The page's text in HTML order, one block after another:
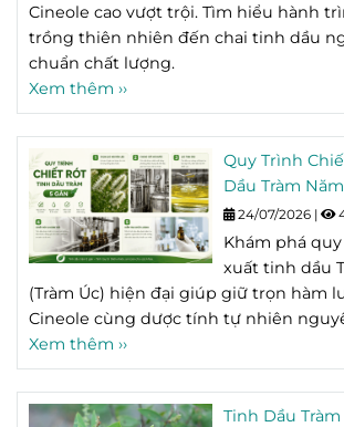
Cineole cao vượt trội. Tìm hiểu hành
trồng thiên nhiên đến chai tinh dầu
chuẩn chất lượng.
Xem thêm ››
Quy Trình
Dầu Tràm
Giữ Trọn Hoạt
24/07/2026 |
Khám phá
xuất tinh dầu
(Tràm Úc) hiện đại giúp giữ trọn hàm
Cineole cùng dược tính tự nhiên
Xem thêm ››
Tinh Dầu